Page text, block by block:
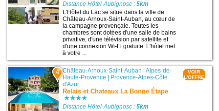
Distance Hôtel-Aubignosc :5km
L'Hôtel du Lac se situe dans la ville de
Château-Arnoux-Saint-Auban, au cœur de
la campagne provençale. Toutes les
chambres sont dotées d'une salle de bains
privative, d'une télévision par satellite et
d'une connexion Wi-Fi gratuite. L'hôtel met
à votre ...
4 Château-Arnoux-Saint-Auban |Alpes-de-
Haute-Provence
Provence-Alpes-Côte
d'Azur
Relais et Chateaux La Bonne Étape
Distance Hôtel-Aubignosc :5km
VOIR
L'OFFRE